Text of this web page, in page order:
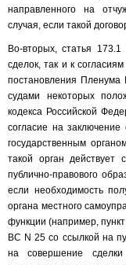
направленного на
случая, если такой
Во-вторых, статья
сделок, так и к
постановления
судами некоторых
кодекса Российской
согласие на
государственным
такой орган действует
публично-правового
если необходимость
органа местного
функции (например,
ВС N 25 со ссылкой на
на совершение